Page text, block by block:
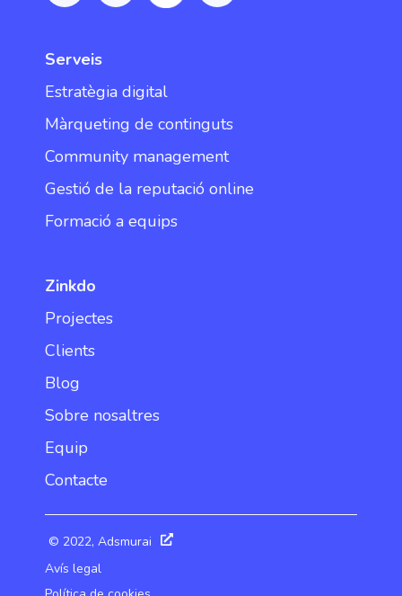
Serveis
Estratègia digital
Màrqueting de continguts
Community management
Gestió de la reputació online
Formació a equips
Zinkdo
Projectes
Clients
Blog
Sobre nosaltres
Equip
Contacte
© 2022, Adsmurai
Avís legal